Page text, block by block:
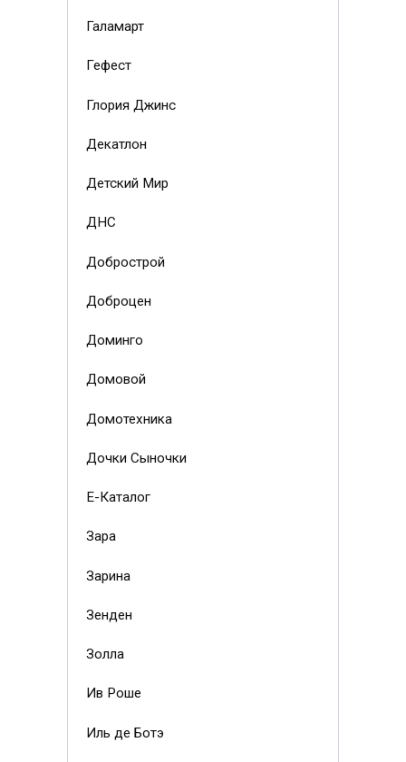
Галамарт
Гефест
Глория Джинс
Декатлон
Детский Мир
ДНС
Добрострой
Доброцен
Доминго
Домовой
Домотехника
Дочки Сыночки
Е-Каталог
Зара
Зарина
Зенден
Золла
Ив Роше
Иль де Ботэ